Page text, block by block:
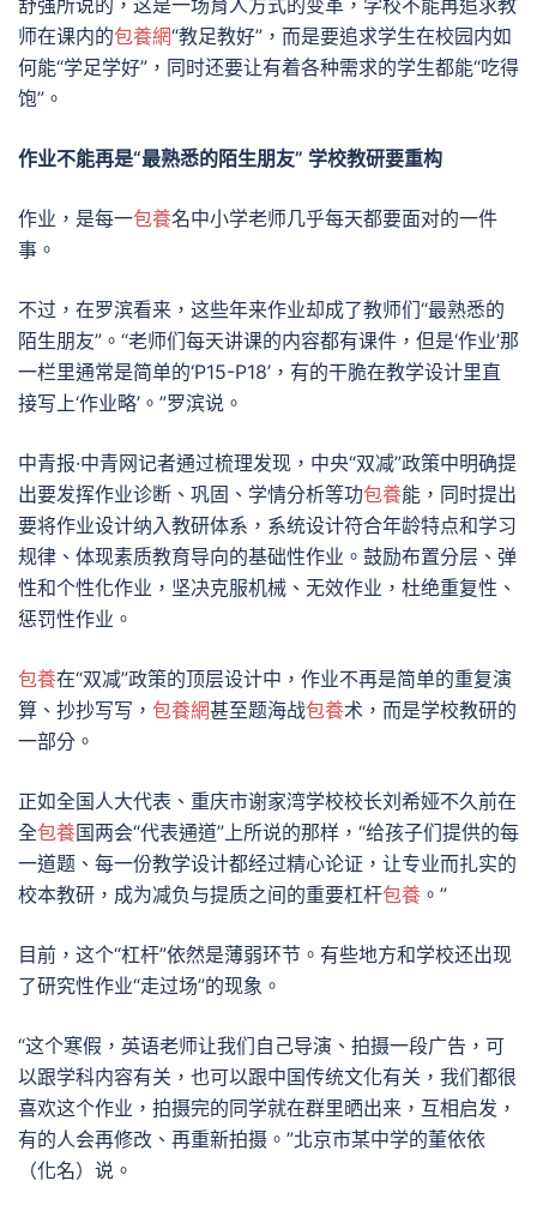
舒强所说的，这是一场育人方式的变革，学校不能再追求教
师在课内的包養網“教足教好”，而是要追求学生在校园内如
何能“学足学好”，同时还要让有着各种需求的学生都能“吃得
饱”。
作业不能再是“最熟悉的陌生朋友” 学校教研要重构
作业，是每一包養名中小学老师几乎每天都要面对的一件
事。
不过，在罗滨看来，这些年来作业却成了教师们“最熟悉的
陌生朋友”。“老师们每天讲课的内容都有课件，但是‘作业’那
一栏里通常是简单的‘P15-P18’，有的干脆在教学设计里直
接写上‘作业略’。”罗滨说。
中青报·中青网记者通过梳理发现，中央“双减”政策中明确提
出要发挥作业诊断、巩固、学情分析等功包養能，同时提出
要将作业设计纳入教研体系，系统设计符合年龄特点和学习
规律、体现素质教育导向的基础性作业。鼓励布置分层、弹
性和个性化作业，坚决克服机械、无效作业，杜绝重复性、
惩罚性作业。
包養在“双减”政策的顶层设计中，作业不再是简单的重复演
算、抄抄写写， 包養網甚至题海战包養术，而是学校教研的
一部分。
正如全国人大代表、重庆市谢家湾学校校长刘希娅不久前在
全包養国两会“代表通道”上所说的那样，“给孩子们提供的每
一道题、每一份教学设计都经过精心论证，让专业而扎实的
校本教研，成为减负与提质之间的重要杠杆包養 。”
目前，这个“杠杆”依然是薄弱环节。有些地方和学校还出现
了研究性作业“走过场”的现象。
“这个寒假，英语老师让我们自己导演、拍摄一段广告，可
以跟学科内容有关，也可以跟中国传统文化有关，我们都很
喜欢这个作业，拍摄完的同学就在群里晒出来，互相启发，
有的人会再修改、再重新拍摄。”北京市某中学的董依依
（化名）说。